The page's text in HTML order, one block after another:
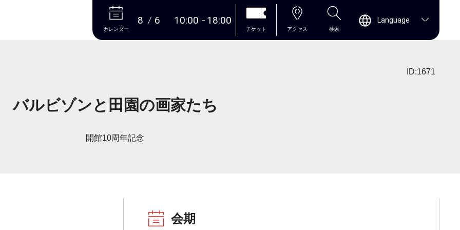
本文へ
カレンダー
8 6 10:00 18:00
チケット アクセス 検索
Language
ID:1671
バルビゾンと田園の画家たち
開館10周年記念
会期